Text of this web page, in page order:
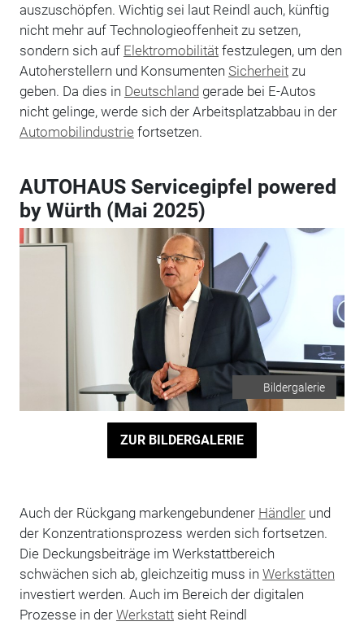
auszuschöpfen. Wichtig sei laut Reindl auch, künftig
nicht mehr auf Technologieoffenheit zu setzen,
sondern sich auf Elektromobilitätfestzulegen, um den
Autoherstellern und Konsumenten Sicherheitzu
geben. Da dies in Deutschland gerade bei E-Autos
nicht gelinge, werde sich der Arbeitsplatzabbau in der
Automobilindustrie fortsetzen.
AUTOHAUS Servicegipfel powered
by Würth (Mai 2025)
Bildergalerie
ZUR BILDERGALERIE
Auch der Rückgang markengebundener Händlerund
der Konzentrationsprozess werden sich fortsetzen.
Die Deckungsbeiträge im Werkstattbereich
schwächen sich ab, gleichzeitig muss in Werkstätten
investiert werden. Auch im Bereich der digitalen
Prozesse in der Werkstattsieht Reindl